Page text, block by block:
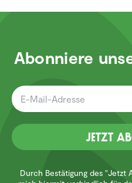
Abonniere
Jetzt
Durch Bestätigung des "Jetzt